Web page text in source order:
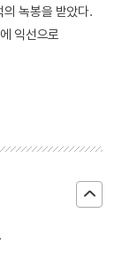
녹봉을 받았다.
익선으로